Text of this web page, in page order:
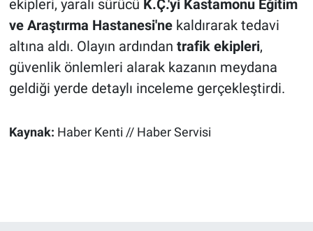
ekipleri, yaralı sürücü K.Ç.'yi Kastamonu Eğitim
ve Araştırma Hastanesi'nekaldırarak tedavi
altına aldı. Olayın ardından trafik ekipleri,
güvenlik önlemleri alarak kazanın meydana
geldiği yerde detaylı inceleme gerçekleştirdi.
Kaynak: Haber Kenti // Haber Servisi